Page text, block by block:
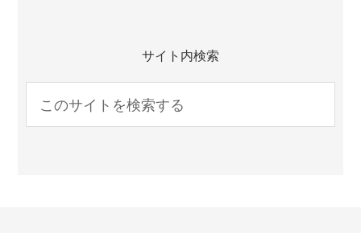
サイト内検索